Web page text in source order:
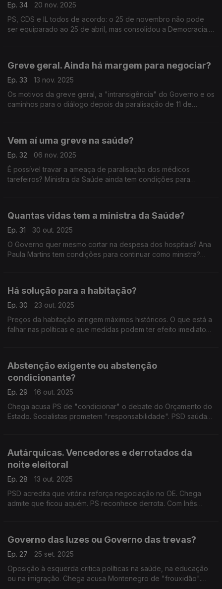
Ep. 34
20 nov. 2025
PS, CDS e IL todos de acordo: o 25 de novembro não pode
ser equiparado ao 25 de abril, mas consolidou a Democracia.
Greve geral. Ainda há margem para negociar?
Ep. 33
13 nov. 2025
Os motivos da greve geral, a "intransigência" do Governo e os
caminhos para o diálogo depois da paralisação de 11 de
Vem aí uma greve na saúde?
Ep. 32
06 nov. 2025
É possível travar a ameaça de paralisação dos médicos
tarefeiros? Ministra da Saúde ainda tem condições para
Quantas vidas tem a ministra da Saúde?
Ep. 31
30 out. 2025
O Governo quer mesmo cortar na despesa dos hospitais? Ana
Paula Martins tem condições para continuar como ministra?
Há solução para a habitação?
Ep. 30
23 out. 2025
Preços da habitação atingem máximos históricos. O que está a
falhar nas políticas e que medidas podem ter efeito imediato?
Abstenção exigente ou abstenção
condicionante?
Ep. 29
16 out. 2025
Chega acusa PS de "condicionar" o debate do Orçamento do
Estado. Socialistas prometem "responsabilidade". PSD saúda
Autárquicas. Vencedores e derrotados da
noite eleitoral
Ep. 28
13 out. 2025
PSD acredita que vitória reforça negociação no OE. Chega
admite que ficou aquém. PS reconhece derrota. Com Inês
Governo das luzes ou Governo das trevas?
Ep. 27
25 set. 2025
Oposição à esquerda critica políticas na saúde, na educação
ou na imigração. Chega acusa Montenegro de "frouxidão".